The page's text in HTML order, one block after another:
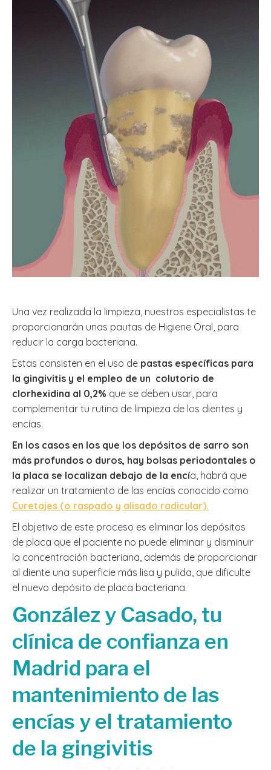
Una vez realizada la limpieza, nuestros especialistas te
proporcionarán unas pautas de Higiene Oral, para
reducir la carga bacteriana.
Estas consisten en el uso de pastas específicas para
la gingivitis y el empleo de un colutorio de
clorhexidina al 0,2% que se deben usar, para
complementar tu rutina de limpieza de los dientes y
encías.
En los casos en los que los depósitos de sarro son
más profundos o duros, hay bolsas periodontales o
la placa se localizan debajo de la encía, habrá que
realizar un tratamiento de las encías conocido como
Curetajes (o raspado y alisado radicular).
El objetivo de este proceso es eliminar los depósitos
de placa que el paciente no puede eliminar y disminuir
la concentración bacteriana, además de proporcionar
al diente una superficie más lisa y pulida, que dificulte
el nuevo depósito de placa bacteriana.
González y Casado, tu
clínica de confianza en
Madrid para el
mantenimiento de las
encías y el tratamiento
de la gingivitis